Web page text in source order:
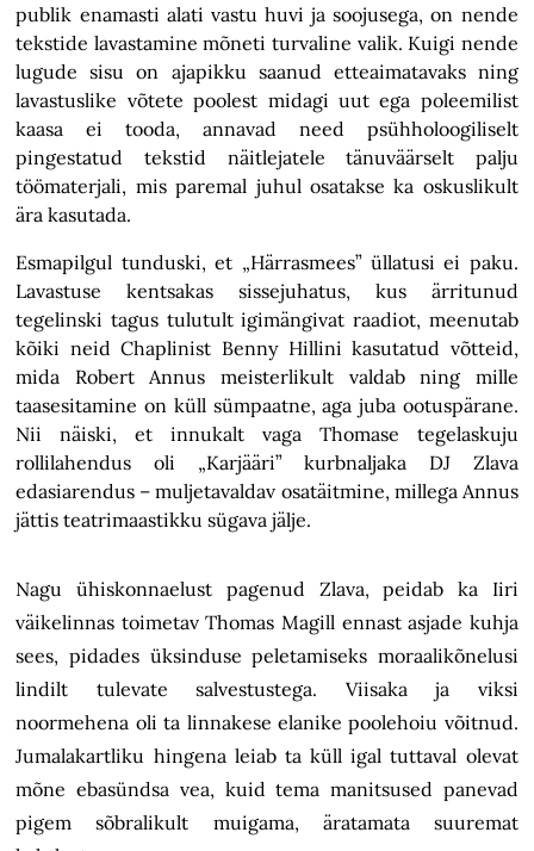
publik enamasti alati vastu huvi ja soojusega, on nende
tekstide lavastamine mõneti turvaline valik. Kuigi nende
lugude sisu on ajapikku saanud etteaimatavaks ning
lavastuslike võtete poolest midagi uut ega poleemilist
kaasa ei tooda, annavad need psühholoogiliselt
pingestatud tekstid näitlejatele tänuväärselt palju
töömaterjali, mis paremal juhul osatakse ka oskuslikult
ära kasutada.
Esmapilgul tunduski, et „Härrasmees” üllatusi ei paku.
Lavastuse kentsakas sissejuhatus, kus ärritunud
tegelinski tagus tulutult igimängivat raadiot, meenutab
kõiki neid Chaplinist Benny Hillini kasutatud võtteid,
mida Robert Annus meisterlikult valdab ning mille
taasesitamine on küll sümpaatne, aga juba ootuspärane.
Nii näiski, et innukalt vaga Thomase tegelaskuju
rollilahendus oli „Karjääri” kurbnaljaka DJ Zlava
edasiarendus – muljetavaldav osatäitmine, millega Annus
jättis teatrimaastikku sügava jälje.
Nagu ühiskonnaelust pagenud Zlava, peidab ka Iiri
väikelinnas toimetav Thomas Magill ennast asjade kuhja
sees, pidades üksinduse peletamiseks moraalikõnelusi
lindilt tulevate salvestustega. Viisaka ja viksi
noormehena oli ta linnakese elanike poolehoiu võitnud.
Jumalakartliku hingena leiab ta küll igal tuttaval olevat
mõne ebasündsa vea, kuid tema manitsused panevad
pigem sõbralikult muigama, äratamata suuremat